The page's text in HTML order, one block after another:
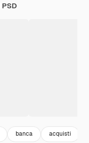
banca acquisti